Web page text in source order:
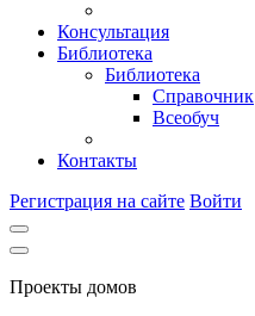
Консультация
Библиотека
Библиотека
Справочник
Всеобуч
Контакты
Регистрация на сайте Войти
Проекты домов